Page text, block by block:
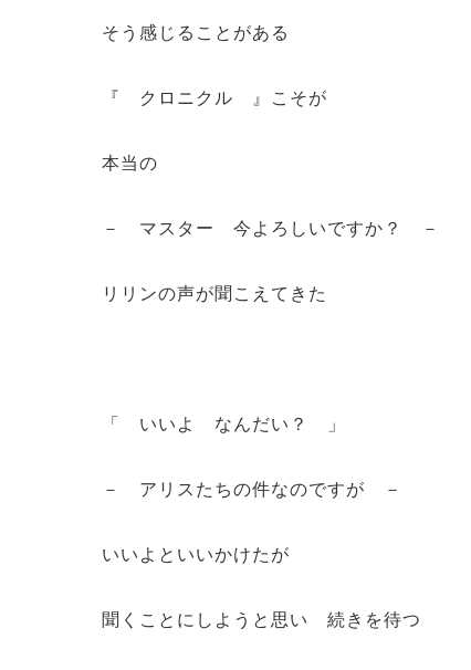
そう感じることがある
『 クロニクル 』こそが
本当の
－ マスター 今よろしいですか？ －
リリンの声が聞こえてきた
「 いいよ なんだい？ 」
－ アリスたちの件なのですが －
いいよといいかけたが
聞くことにしようと思い 続きを待つ